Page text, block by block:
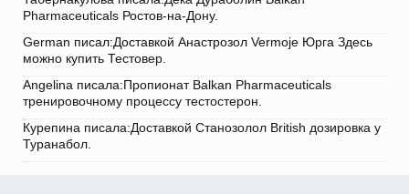
Pharmaceuticals Ростов-на-Дону.
German писал:Доставкой Анастрозол Vermoje Юрга Здесь
можно купить Тестовер.
Angelina писала:Пропионат Balkan Pharmaceuticals
тренировочному процессу тестостерон.
Курепина писала:Доставкой Станозолол British дозировка у
Туранабол.